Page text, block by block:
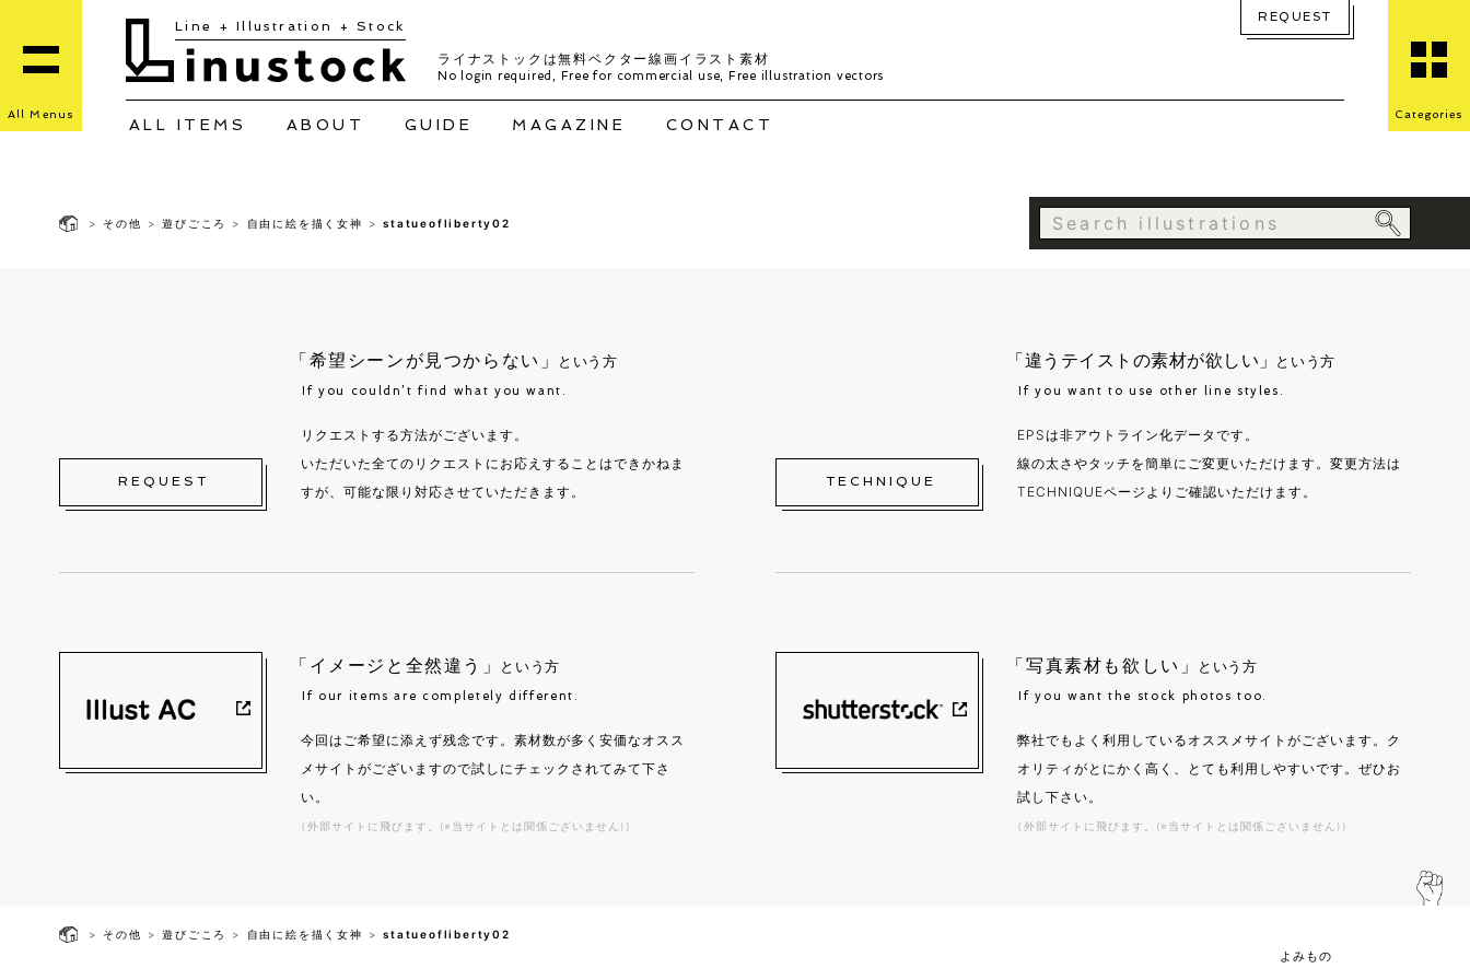
Line + Illustration + Stock
ライナストックは無料ベクター線画イラスト素材
No login required, Free for commercial use, Free illustration vectors
REQUEST
ALL ITEMS ABOUT GUIDE MAGAZINE CONTACT
All Menus Categories
> その他 >遊びごころ > 自由に絵を描く女神 >statueofliberty02
「希望シーンが見つからない」 という方
If you couldn’t find what you want.
リクエストする方法がございます。
いただいた全てのリクエストにお応えすることはできかねま
すが、可能な限り対応させていただきます。
REQUEST
「違うテイストの素材が欲しい」 という方
If you want to use other line styles.
EPSは非アウトライン化データです。
線の太さやタッチを簡単にご変更いただけます。変更方法は
TECHNIQUEページよりご確認いただけます。
TECHNIQUE
「イメージと全然違う」 という方
If our items are completely different.
今回はご希望に添えず残念です。素材数が多く安価なオスス
メサイトがございますので試しにチェックされてみて下さ
い。
（外部サイトに飛びます。(※当サイトとは関係ございません)）
「写真素材も欲しい」 という方
If you want the stock photos too.
弊社でもよく利用しているオススメサイトがございます。ク
オリティがとにかく高く、とても利用しやすいです。ぜひお
試し下さい。
（外部サイトに飛びます。(※当サイトとは関係ございません)）
> その他 >遊びごころ > 自由に絵を描く女神 >statueofliberty02
よみもの